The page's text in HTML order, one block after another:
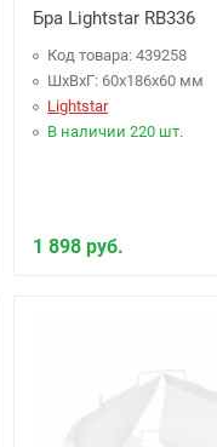
Бра Lightstar RB336
Код товара: 439258
ШхВхГ: 60x186x60 мм
Lightstar
В наличии 220 шт.
1 898 руб.